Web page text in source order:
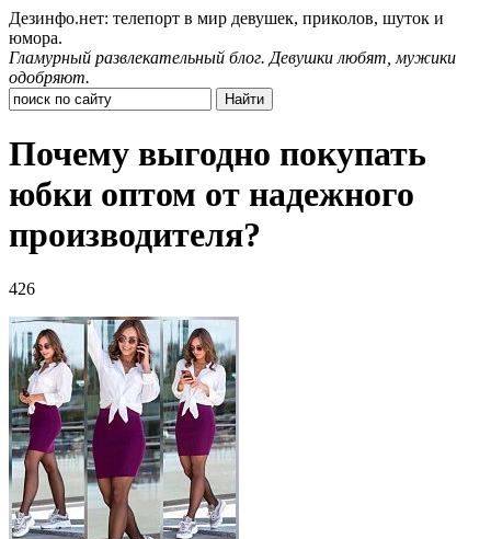
Дезинфо.нет: телепорт в мир девушек, приколов, шуток и
юмора.
Гламурный развлекательный блог. Девушки любят, мужики
одобряют.
Почему выгодно покупать
юбки оптом от надежного
производителя?
426